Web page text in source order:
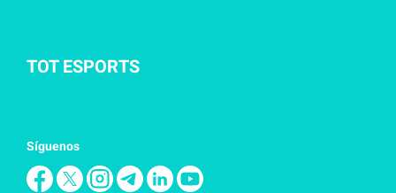
TOT ESPORTS
Síguenos